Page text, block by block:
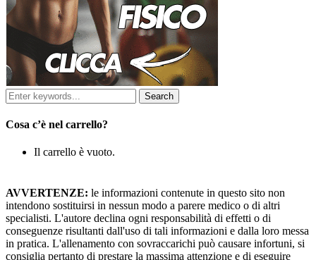
Cosa c’è nel carrello?
Il carrello è vuoto.
AVVERTENZE: le informazioni contenute in questo sito non
intendono sostituirsi in nessun modo a parere medico o di altri
specialisti. L'autore declina ogni responsabilità di effetti o di
conseguenze risultanti dall'uso di tali informazioni e dalla loro messa
in pratica. L'allenamento con sovraccarichi può causare infortuni, si
consiglia pertanto di prestare la massima attenzione e di eseguire